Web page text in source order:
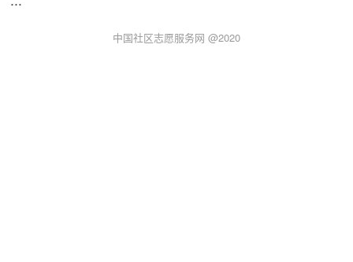
中国社区志愿服务网 @2020